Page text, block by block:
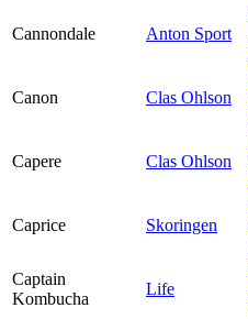
Cannondale Anton Sport
Canon Clas Ohlson
Capere Clas Ohlson
Caprice Skoringen
Captain
Kombucha
Life